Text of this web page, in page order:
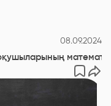
08.09.2024